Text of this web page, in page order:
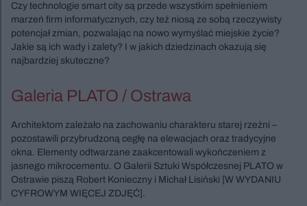
Czy technologie smart city są przede wszystkim spełnieniem
marzeń firm informatycznych, czy też niosą ze sobą rzeczywisty
potencjał zmian, pozwalając na nowo wymyślać miejskie życie?
Jakie są ich wady i zalety? I w jakich dziedzinach okazują się
najbardziej skuteczne?
Galeria PLATO / Ostrawa
Architektom zależało na zachowaniu charakteru starej rzeźni –
pozostawili przybrudzoną cegłę na elewacjach oraz tradycyjne
okna. Elementy odtwarzane zaakcentowali wykończeniem z
jasnego mikrocementu. O Galerii Sztuki Współczesnej PLATO w
Ostrawie piszą Robert Konieczny i Michał Lisiński [W WYDANIU
CYFROWYM WIĘCEJ ZDJĘĆ].